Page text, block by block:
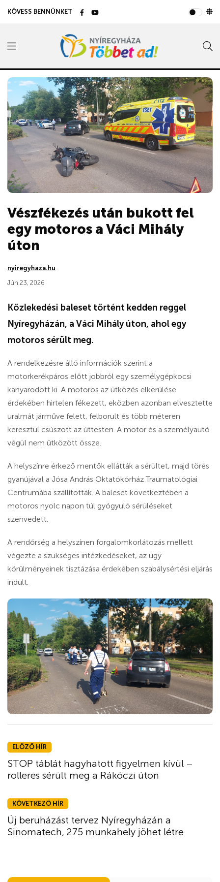
KÖVESS BENNÜNKET
Vészfékezés után bukott fel
egy motoros a Váci Mihály
úton
nyiregyhaza.hu
Jún 23, 2026
Közlekedési baleset történt kedden reggel
Nyíregyházán, a Váci Mihály úton, ahol egy
motoros sérült meg.
A rendelkezésre álló információk szerint a
motorkerékpáros előtt jobbról egy személygépkocsi
kanyarodott ki. A motoros az ütközés elkerülése
érdekében hirtelen fékezett, eközben azonban elvesztette
uralmát járműve felett, felborult és több méteren
keresztül csúszott az úttesten. A motor és a személyautó
végül nem ütközött össze.
A helyszínre érkező mentők ellátták a sérültet, majd törés
gyanújával a Jósa András Oktatókórház Traumatológiai
Centrumába szállították. A baleset következtében a
motoros nyolc napon túl gyógyuló sérüléseket
szenvedett.
A rendőrség a helyszínen forgalomkorlátozás mellett
végezte a szükséges intézkedéseket, az ügy
körülményeinek tisztázása érdekében szabálysértési eljárás
indult.
ELŐZŐ HÍR
STOP táblát hagyhatott figyelmen kívül –
rolleres sérült meg a Rákóczi úton
KÖVETKEZŐ HÍR
Új beruházást tervez Nyíregyházán a
Sinomatech, 275 munkahely jöhet létre